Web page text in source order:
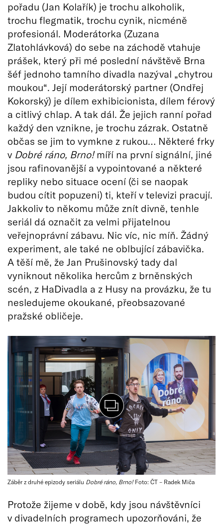
pořadu (Jan Kolařík) je trochu alkoholik,
trochu flegmatik, trochu cynik, nicméně
profesionál. Moderátorka (Zuzana
Zlatohlávková) do sebe na záchodě vtahuje
prášek, který při mé poslední návštěvě Brna
šéf jednoho tamního divadla nazýval „chytrou
moukou“. Její moderátorský partner (Ondřej
Kokorský) je dílem exhibicionista, dílem férový
a citlivý chlap. A tak dál. Že jejich ranní pořad
každý den vznikne, je trochu zázrak. Ostatně
občas se jim to vymkne z rukou… Některé frky
v Dobré ráno, Brno!míří na první signální, jiné
jsou rafinovanější a vypointované a některé
repliky nebo situace ocení (či se naopak
budou cítit popuzeni) ti, kteří v televizi pracují.
Jakkoliv to někomu může znít divně, tenhle
seriál dá označit za velmi přijatelnou
veřejnoprávní zábavu. Nic víc, nic míň. Žádný
experiment, ale také ne oblbující zábavička.
A těší mě, že Jan Prušinovský tady dal
vyniknout několika hercům z brněnských
scén, z HaDivadla a z Husy na provázku, že tu
nesledujeme okoukané, přeobsazované
pražské obličeje.
Záběr z druhé epizody seriálu Dobré ráno, Brno!Foto: ČT – Radek Miča
Protože žijeme v době, kdy jsou návštěvníci
v divadelních programech upozorňováni, že